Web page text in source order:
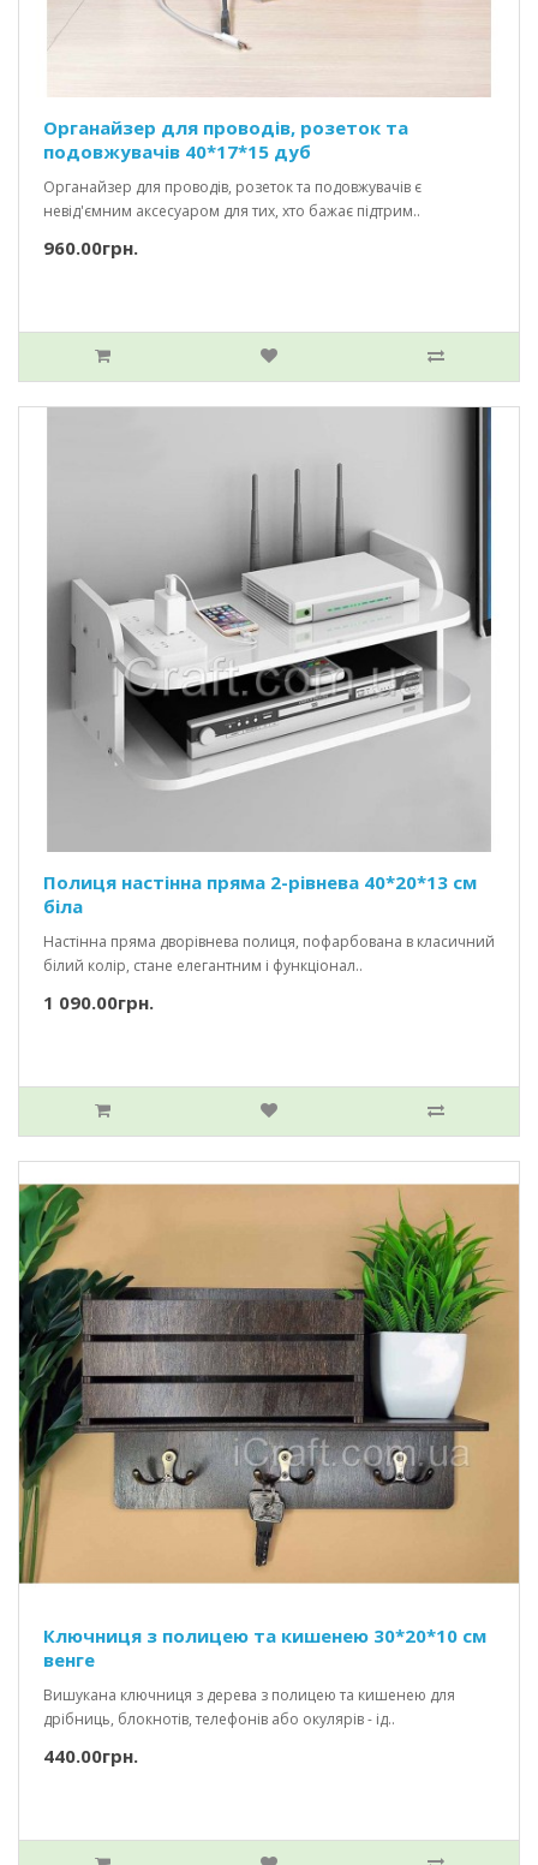
Органайзер для проводів, розеток та
подовжувачів 40*17*15 дуб
Органайзер для проводів, розеток та подовжувачів є
невід'ємним аксесуаром для тих, хто бажає підтрим..
960.00грн.
Полиця настінна пряма 2-рівнева 40*20*13 см
біла
Настінна пряма дворівнева полиця, пофарбована в класичний
білий колір, стане елегантним і функціонал..
1 090.00грн.
Ключниця з полицею та кишенею 30*20*10 см
венге
Вишукана ключниця з дерева з полицею та кишенею для
дрібниць, блокнотів, телефонів або окулярів - ід..
440.00грн.